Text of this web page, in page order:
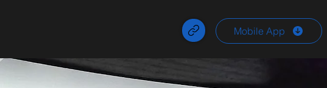
Mobile App